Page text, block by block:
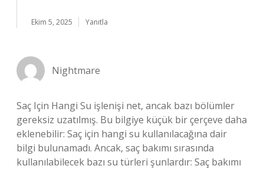
Ekim 5, 2025 Yanıtla
Nightmare
Saç Için Hangi Su işlenişi net, ancak bazı bölümler
gereksiz uzatılmış. Bu bilgiye küçük bir çerçeve daha
eklenebilir: Saç için hangi su kullanılacağına dair
bilgi bulunamadı. Ancak, saç bakımı sırasında
kullanılabilecek bazı su türleri şunlardır: Saç bakımı